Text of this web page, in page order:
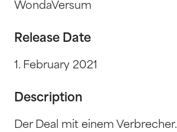
WondaVersum
Release Date
1. February 2021
Description
Der Deal mit einem